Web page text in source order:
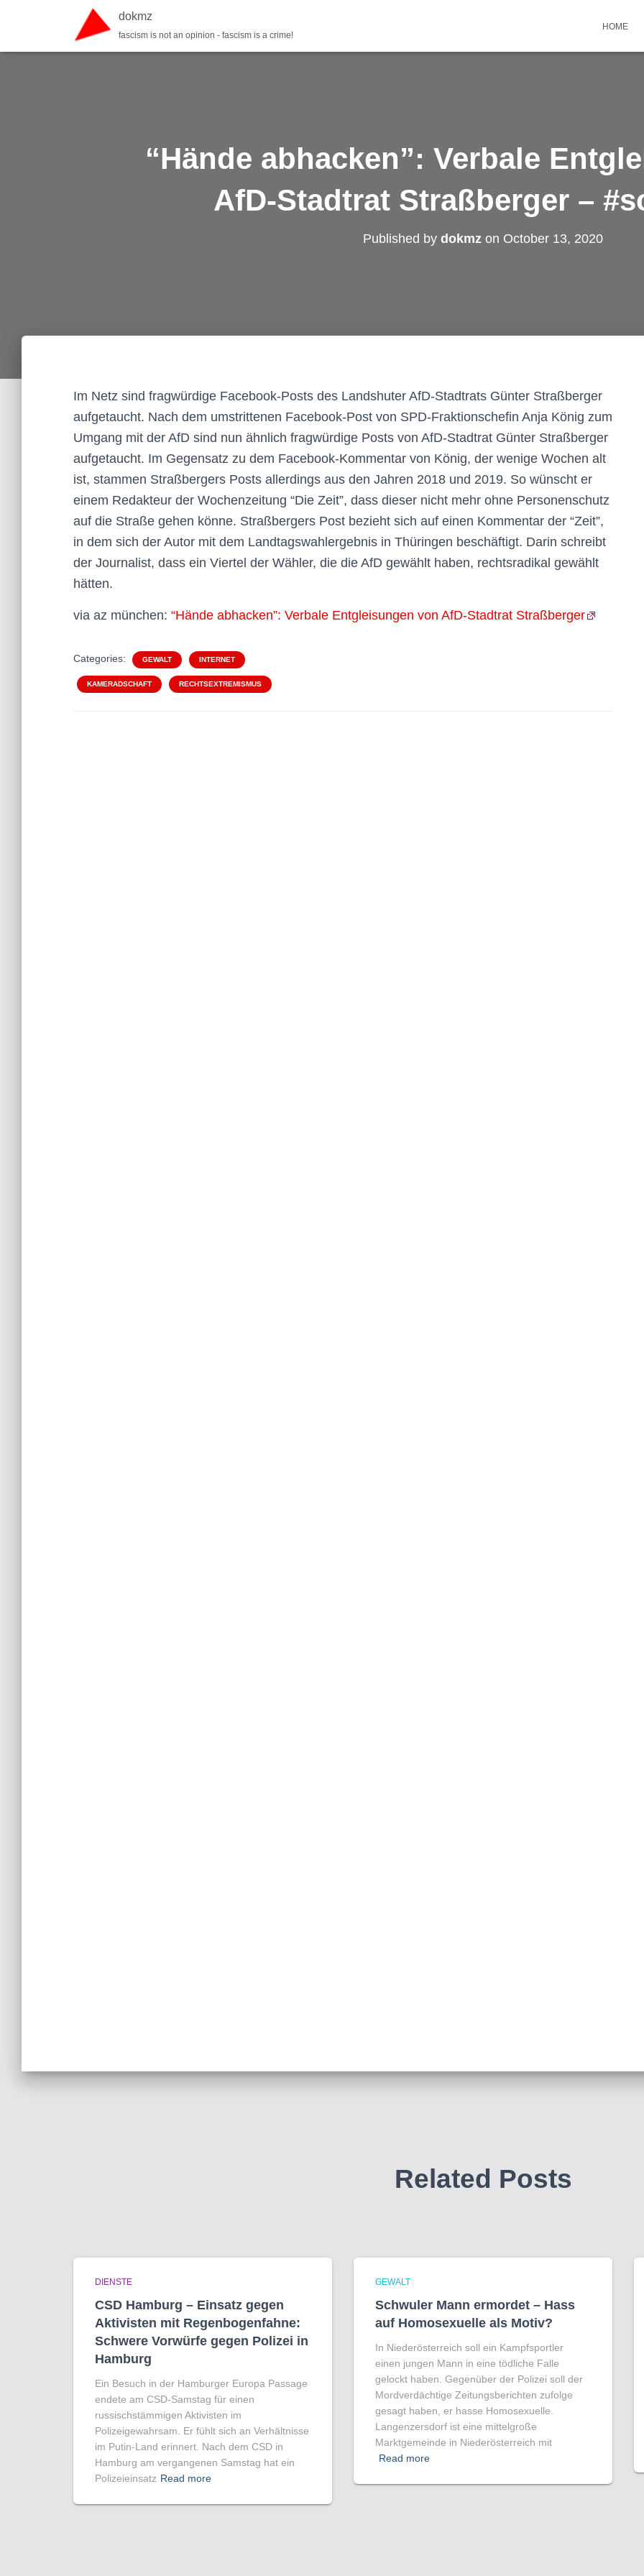
dokmz
fascism is not an opinion - fascism is a crime!
HOME
“Hände abhacken”: Verbale
AfD-Stadtrat Straßberger –
Published by dokmz on October 13, 2020
Im Netz sind fragwürdige Facebook-Posts des Landshuter AfD-Stadtrats Günter Straßberger
aufgetaucht. Nach dem umstrittenen Facebook-Post von SPD-Fraktionschefin Anja König zum
Umgang mit der AfD sind nun ähnlich fragwürdige Posts von AfD-Stadtrat Günter Straßberger
aufgetaucht. Im Gegensatz zu dem Facebook-Kommentar von König, der wenige Wochen alt
ist, stammen Straßbergers Posts allerdings aus den Jahren 2018 und 2019. So wünscht er
einem Redakteur der Wochenzeitung “Die Zeit”, dass dieser nicht mehr ohne Personenschutz
auf die Straße gehen könne. Straßbergers Post bezieht sich auf einen Kommentar der “Zeit”,
in dem sich der Autor mit dem Landtagswahlergebnis in Thüringen beschäftigt. Darin schreibt
der Journalist, dass ein Viertel der Wähler, die die AfD gewählt haben, rechtsradikal gewählt
hätten.
via az münchen: “Hände abhacken”: Verbale Entgleisungen von AfD-Stadtrat Straßberger
Categories: GEWALT INTERNET
KAMERADSCHAFT RECHTSEXTREMISMUS
Related Posts
DIENSTE
CSD Hamburg – Einsatz gegen
Aktivisten mit Regenbogen­fahne:
Schwere Vorwürfe gegen Polizei in
Hamburg
Ein Besuch in der Hamburger Europa Passage
endete am CSD-Samstag für einen
russischstämmigen Aktivisten im
Polizeigewahrsam. Er fühlt sich an Verhältnisse
im Putin-Land erinnert. Nach dem CSD in
Hamburg am vergangenen Samstag hat ein
Polizeieinsatz Read more
GEWALT
Schwuler Mann ermordet – Hass
auf Homo­sexuelle als Motiv?
In Niederösterreich soll ein Kampfsportler
einen jungen Mann in eine tödliche Falle
gelockt haben. Gegenüber der Polizei soll der
Mordverdächtige Zeitungsberichten zufolge
gesagt haben, er hasse Homosexuelle.
Langenzersdorf ist eine mittelgroße
Marktgemeinde in Niederösterreich mit
Read more